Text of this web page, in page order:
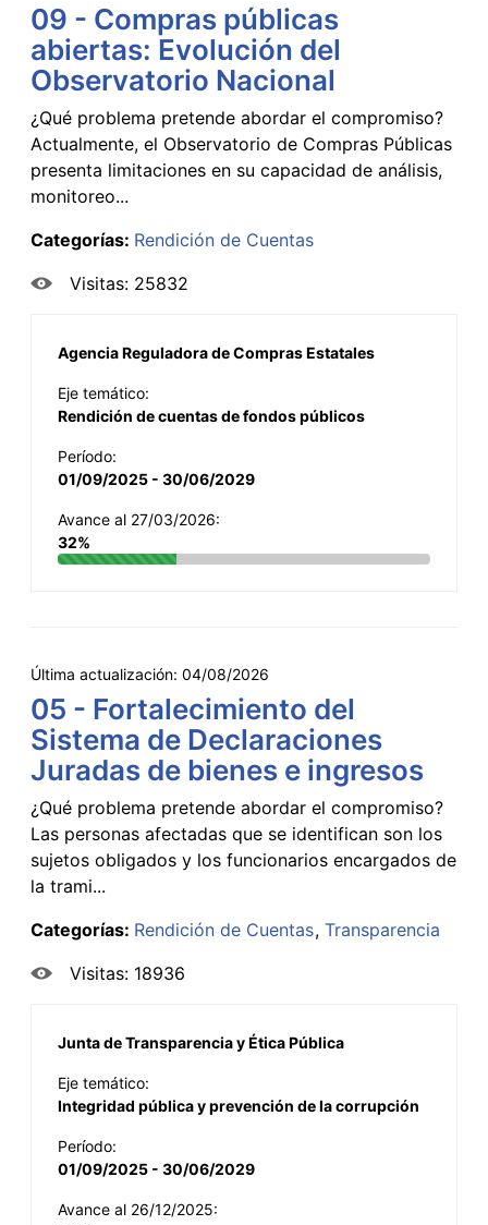
09 - Compras públicas
abiertas: Evolución del
Observatorio Nacional
¿Qué problema pretende abordar el compromiso?
Actualmente, el Observatorio de Compras Públicas
presenta limitaciones en su capacidad de análisis,
monitoreo...
Categorías: Rendición de Cuentas
Visitas: 25832
Agencia Reguladora de Compras Estatales
Eje temático:
Rendición de cuentas de fondos públicos
Período:
01/09/2025 - 30/06/2029
Avance al 27/03/2026:
32%
Última actualización: 04/08/2026
05 - Fortalecimiento del
Sistema de Declaraciones
Juradas de bienes e ingresos
¿Qué problema pretende abordar el compromiso?
Las personas afectadas que se identifican son los
sujetos obligados y los funcionarios encargados de
la trami...
Categorías: Rendición de Cuentas Transparencia
Visitas: 18936
Junta de Transparencia y Ética Pública
Eje temático:
Integridad pública y prevención de la corrupción
Período:
01/09/2025 - 30/06/2029
Avance al 26/12/2025: